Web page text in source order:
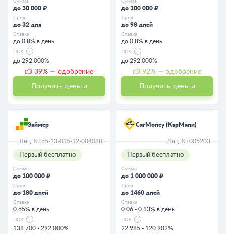
до 30 000 ₽
Срок
до 32 дня
Ставка
до 0.8% в день
ПСК
до 292.000%
39% — одобрение
Получить деньги
до 100 000 ₽
Срок
до 98 дней
Ставка
до 0.8% в день
ПСК
до 292.000%
92% — одобрение
Получить деньги
Займер
Лиц. № 65-13-035-32-004088
Первый бесплатно
Сумма
до 100 000 ₽
Срок
до 180 дней
Ставка
0.65% в день
ПСК
138.700 - 292.000%
CarMoney (КарМани)
Лиц. № 005203
Первый бесплатно
Сумма
до 1 000 000 ₽
Срок
до 1460 дней
Ставка
0.06 - 0.33% в день
ПСК
22.985 - 120.902%